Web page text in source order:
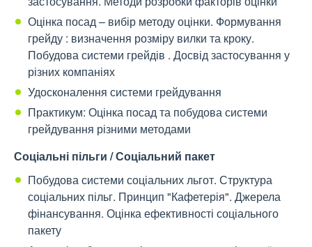
Оцінка посад – вибір методу оцінки. Формування
грейду : визначення розміру вилки та кроку.
Побудова системи грейдів . Досвід застосування у
різних компаніях
Удосконалення системи грейдування
Практикум: Оцінка посад та побудова системи
грейдування різними методами
Соціальні пільги / Соціальний пакет
Побудова системи соціальних льгот. Структура
соціальних пільг. Принцип "Кафетерія". Джерела
фінансування. Оцінка ефективності соціального
пакету